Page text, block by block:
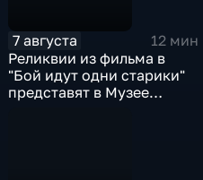
7 августа
12 мин
Реликвии из фильма в
"Бой идут одни старики"
представят в Музее